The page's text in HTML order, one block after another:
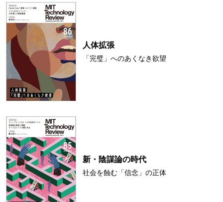
人体拡張
「完璧」へのあくなき欲望
新・陰謀論の時代
社会を蝕む「信念」の正体